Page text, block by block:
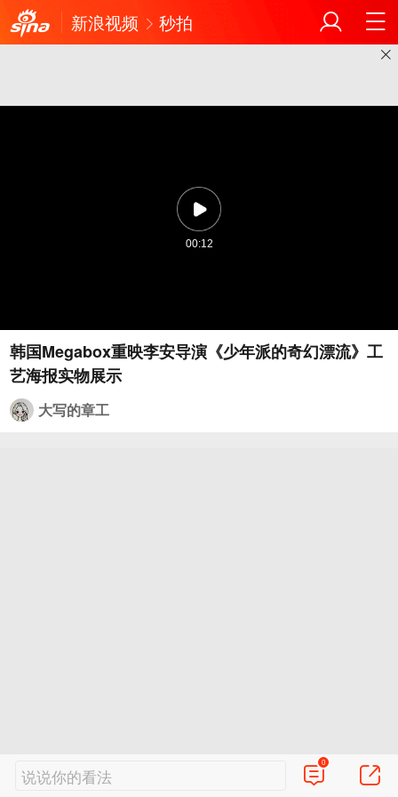
新浪视频 秒拍
00:12
韩国Megabox重映李安导演《少年派的奇幻漂流》工
艺海报实物展示 ​
大写的章工
说说你的看法
0